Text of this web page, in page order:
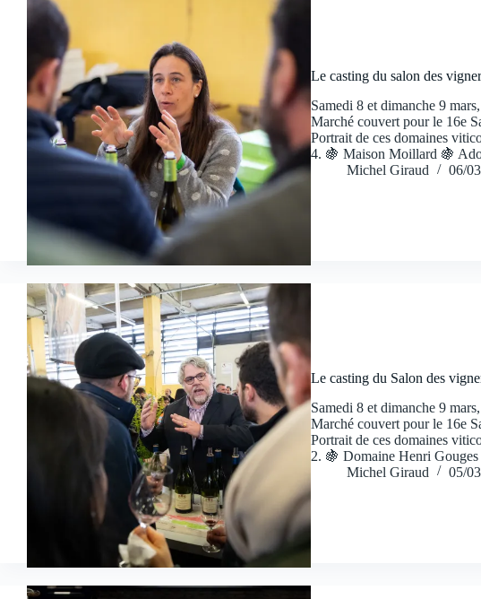
Le casting du salon des
Samedi 8 et dimanche 9
Marché couvert pour le 16e
Portrait de ces domaines
4. 🍇 Maison Moillard 🍇
Michel Giraud
06/
Le casting du Salon des
Samedi 8 et dimanche 9
Marché couvert pour le 16e
Portrait de ces domaines
2. 🍇 Domaine Henri
Michel Giraud
05/